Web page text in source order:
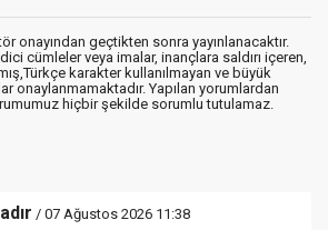
onayından geçtikten sonra yayınlanacaktır.
cümleler veya imalar, inançlara saldırı içeren,
karakter kullanılmayan ve büyük
onaylanmamaktadır. Yapılan yorumlardan
hiçbir şekilde sorumlu tutulamaz.
/ 07 Ağustos 2026 11:38